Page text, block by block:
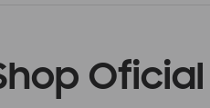
Oficial